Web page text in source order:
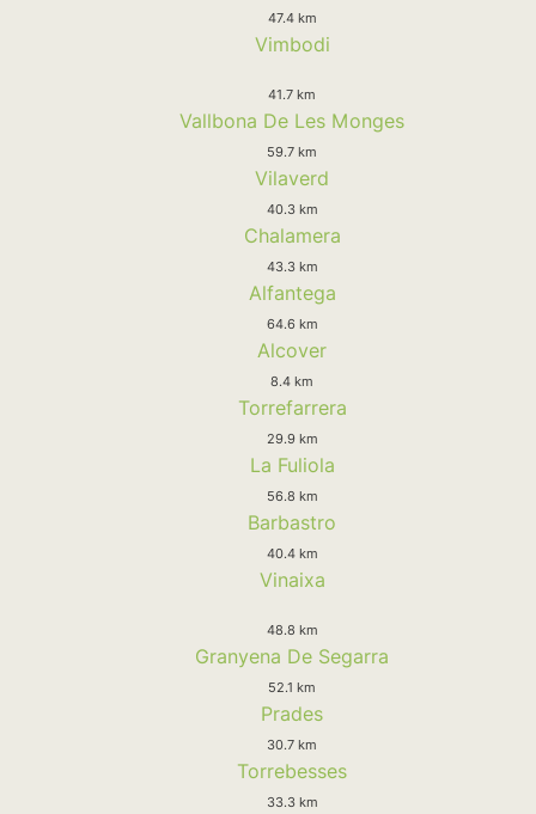
47.4 km
Vimbodi
41.7 km
Vallbona De Les Monges
59.7 km
Vilaverd
40.3 km
Chalamera
43.3 km
Alfantega
64.6 km
Alcover
8.4 km
Torrefarrera
29.9 km
La Fuliola
56.8 km
Barbastro
40.4 km
Vinaixa
48.8 km
Granyena De Segarra
52.1 km
Prades
30.7 km
Torrebesses
33.3 km